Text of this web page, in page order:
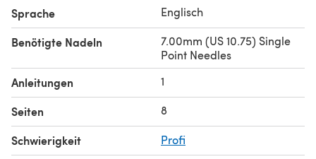
Sprache Englisch
Benötigte Nadeln
7.00mm (US 10.75) Single
Point Needles
Anleitungen 1
Seiten 8
Schwierigkeit Profi